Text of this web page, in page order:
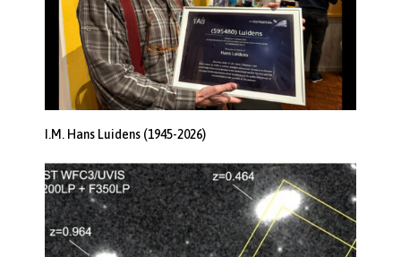
I.M. Hans Luidens (1945-2026)